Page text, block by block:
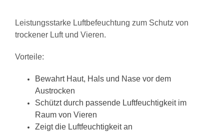
Leistungsstarke Luftbefeuchtung zum Schutz von
trockener Luft und Vieren.
Vorteile:
Bewahrt Haut, Hals und Nase vor dem
Austrocken
Schützt durch passende Luftfeuchtigkeit im
Raum von Vieren
Zeigt die Luftfeuchtigkeit an